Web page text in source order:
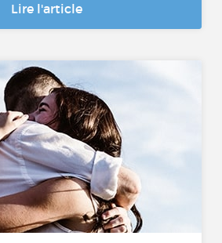
Lire l'article